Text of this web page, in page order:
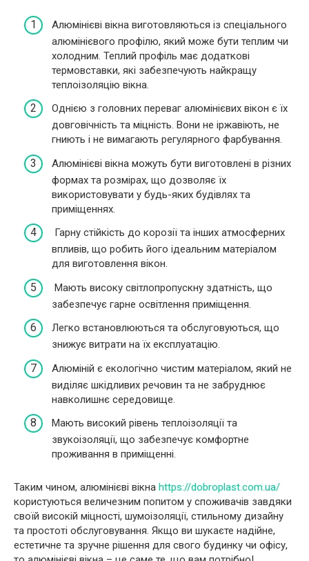
Алюмінієві вікна виготовляються із спеціального
алюмінієвого профілю, який може бути теплим чи
холодним. Теплий профіль має додаткові
термовставки, які забезпечують найкращу
теплоізоляцію вікна.
Однією з головних переваг алюмінієвих вікон є їх
довговічність та міцність. Вони не іржавіють, не
гниють і не вимагають регулярного фарбування.
Алюмінієві вікна можуть бути виготовлені в різних
формах та розмірах, що дозволяє їх
використовувати у будь-яких будівлях та
приміщеннях.
Гарну стійкість до корозії та інших атмосферних
впливів, що робить його ідеальним матеріалом
для виготовлення вікон.
Мають високу світлопропускну здатність, що
забезпечує гарне освітлення приміщення.
Легко встановлюються та обслуговуються, що
знижує витрати на їх експлуатацію.
Алюміній є екологічно чистим матеріалом, який не
виділяє шкідливих речовин та не забруднює
навколишнє середовище.
Мають високий рівень теплоізоляції та
звукоізоляції, що забезпечує комфортне
проживання в приміщенні.
Таким чином, алюмінієві вікна https://dobroplast.com.ua/
користуються величезним попитом у споживачів завдяки
своїй високій міцності, шумоізоляції, стильному дизайну
та простоті обслуговування. Якщо ви шукаєте надійне,
естетичне та зручне рішення для свого будинку чи офісу,